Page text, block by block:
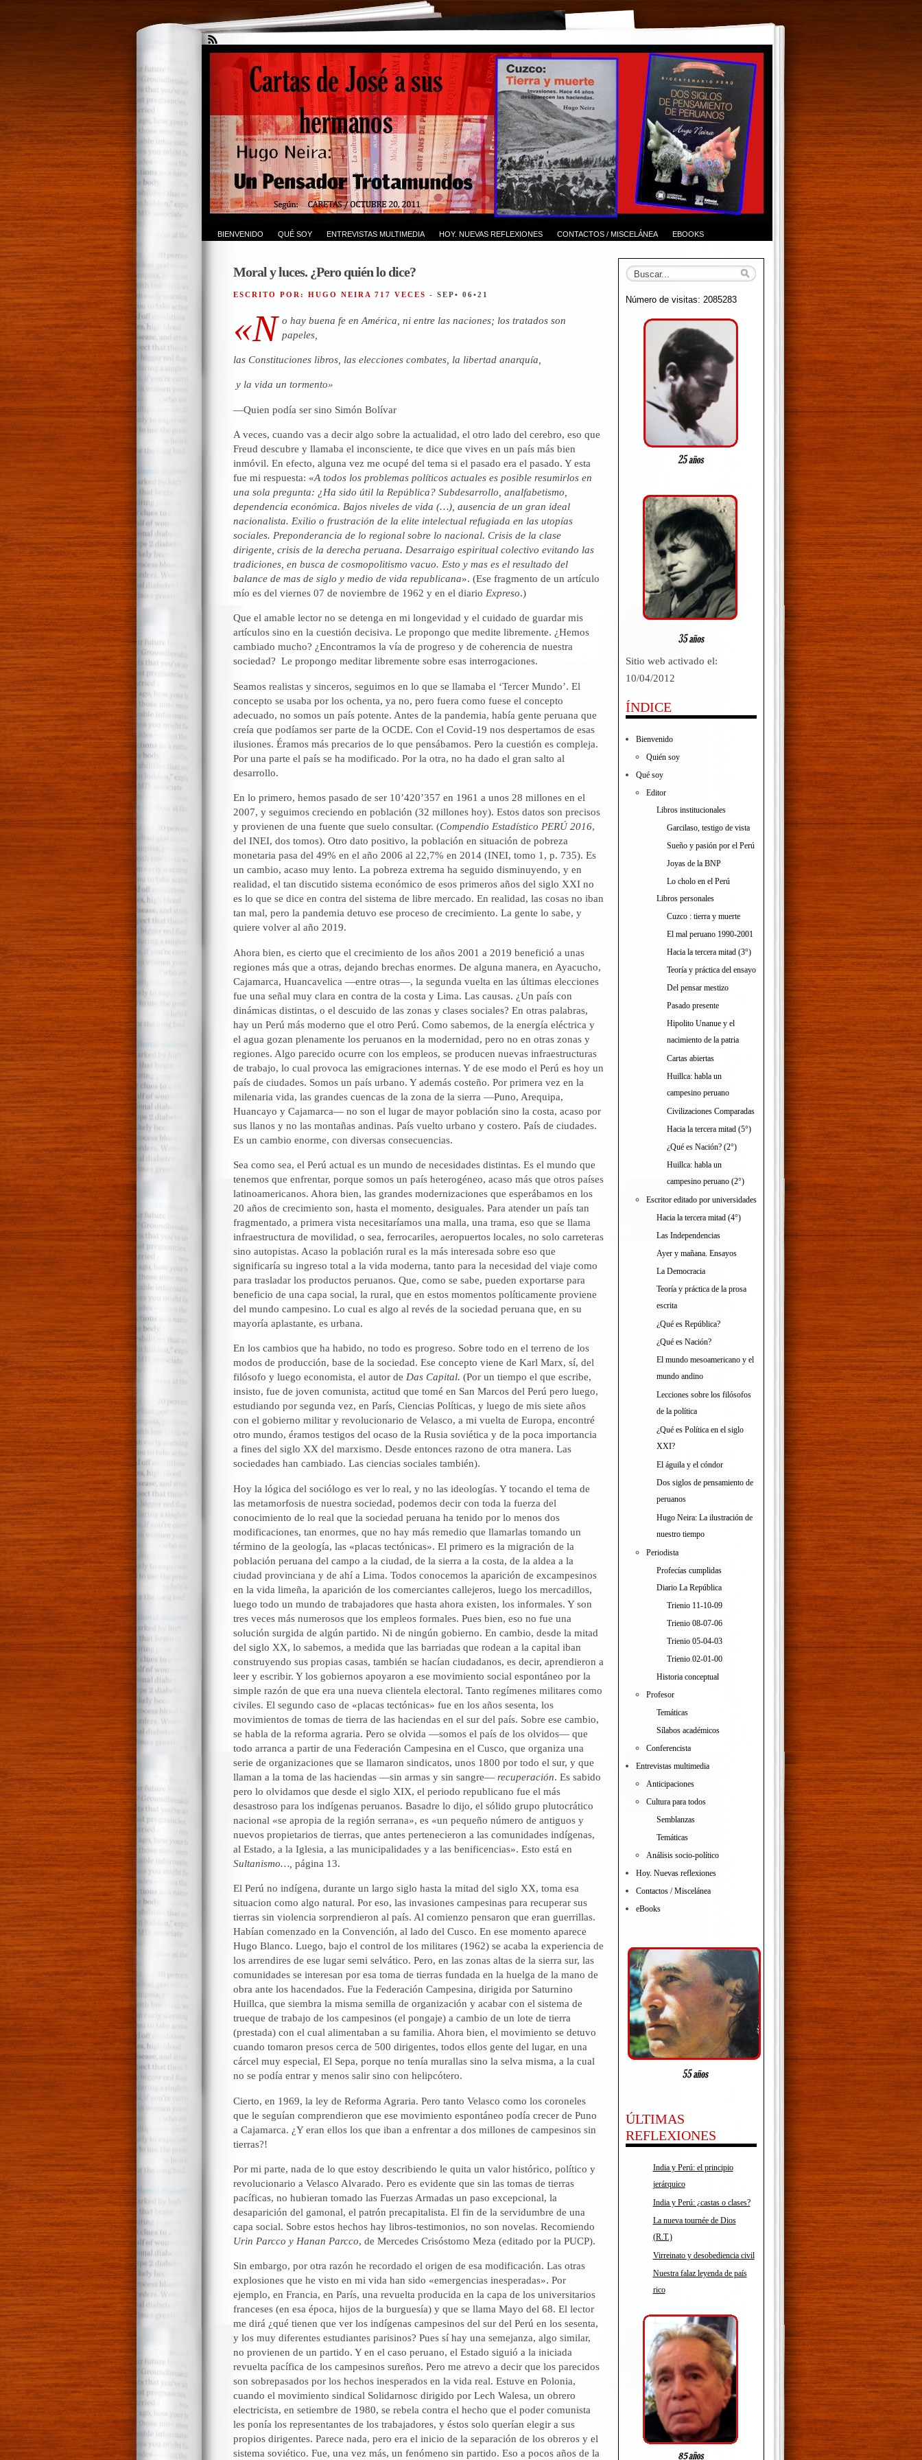
BIENVENIDO QUÉ SOY ENTREVISTAS MULTIMEDIA HOY. NUEVAS REFLEXIONES CONTACTOS / MISCELÁNEA EBOOKS
Moral y luces. ¿Pero quién lo dice?
ESCRITO POR: HUGO NEIRA 717 VECES - SEP• 06•21
«N o hay buena fe en América, ni entre las naciones; los tratados son
papeles,
las Constituciones libros, las elecciones combates, la libertad anarquía,
y la vida un tormento»
—Quien podía ser sino Simón Bolívar
A veces, cuando vas a decir algo sobre la actualidad, el otro lado del cerebro, eso que
Freud descubre y llamaba el inconsciente, te dice que vives en un país más bien
inmóvil. En efecto, alguna vez me ocupé del tema si el pasado era el pasado. Y esta
fue mi respuesta: «A todos los problemas políticos actuales es posible resumirlos en
una sola pregunta: ¿Ha sido útil la República? Subdesarrollo, analfabetismo,
dependencia económica. Bajos niveles de vida (…), ausencia de un gran ideal
nacionalista. Exilio o frustración de la elite intelectual refugiada en las utopías
sociales. Preponderancia de lo regional sobre lo nacional. Crisis de la clase
dirigente, crisis de la derecha peruana. Desarraigo espiritual colectivo evitando las
tradiciones, en busca de cosmopolitismo vacuo. Esto y mas es el resultado del
balance de mas de siglo y medio de vida republicana». (Ese fragmento de un artículo
mío es del viernes 07 de noviembre de 1962 y en el diario Expreso.)
Que el amable lector no se detenga en mi longevidad y el cuidado de guardar mis
artículos sino en la cuestión decisiva. Le propongo que medite libremente. ¿Hemos
cambiado mucho? ¿Encontramos la vía de progreso y de coherencia de nuestra
sociedad? Le propongo meditar libremente sobre esas interrogaciones.
Seamos realistas y sinceros, seguimos en lo que se llamaba el ‘Tercer Mundo’. El
concepto se usaba por los ochenta, ya no, pero fuera como fuese el concepto
adecuado, no somos un país potente. Antes de la pandemia, había gente peruana que
creía que podíamos ser parte de la OCDE. Con el Covid-19 nos despertamos de esas
ilusiones. Éramos más precarios de lo que pensábamos. Pero la cuestión es compleja.
Por una parte el país se ha modificado. Por la otra, no ha dado el gran salto al
desarrollo.
En lo primero, hemos pasado de ser 10’420’357 en 1961 a unos 28 millones en el
2007, y seguimos creciendo en población (32 millones hoy). Estos datos son precisos
y provienen de una fuente que suelo consultar. (Compendio Estadístico PERÚ 2016,
del INEI, dos tomos). Otro dato positivo, la población en situación de pobreza
monetaria pasa del 49% en el año 2006 al 22,7% en 2014 (INEI, tomo 1, p. 735). Es
un cambio, acaso muy lento. La pobreza extrema ha seguido disminuyendo, y en
realidad, el tan discutido sistema económico de esos primeros años del siglo XXI no
es lo que se dice en contra del sistema de libre mercado. En realidad, las cosas no iban
tan mal, pero la pandemia detuvo ese proceso de crecimiento. La gente lo sabe, y
quiere volver al año 2019.
Ahora bien, es cierto que el crecimiento de los años 2001 a 2019 benefició a unas
regiones más que a otras, dejando brechas enormes. De alguna manera, en Ayacucho,
Cajamarca, Huancavelica —entre otras—, la segunda vuelta en las últimas elecciones
fue una señal muy clara en contra de la costa y Lima. Las causas. ¿Un país con
dinámicas distintas, o el descuido de las zonas y clases sociales? En otras palabras,
hay un Perú más moderno que el otro Perú. Como sabemos, de la energía eléctrica y
el agua gozan plenamente los peruanos en la modernidad, pero no en otras zonas y
regiones. Algo parecido ocurre con los empleos, se producen nuevas infraestructuras
de trabajo, lo cual provoca las emigraciones internas. Y de ese modo el Perú es hoy un
país de ciudades. Somos un país urbano. Y además costeño. Por primera vez en la
milenaria vida, las grandes cuencas de la zona de la sierra —Puno, Arequipa,
Huancayo y Cajamarca— no son el lugar de mayor población sino la costa, acaso por
sus llanos y no las montañas andinas. País vuelto urbano y costero. País de ciudades.
Es un cambio enorme, con diversas consecuencias.
Sea como sea, el Perú actual es un mundo de necesidades distintas. Es el mundo que
tenemos que enfrentar, porque somos un país heterogéneo, acaso más que otros países
latinoamericanos. Ahora bien, las grandes modernizaciones que esperábamos en los
20 años de crecimiento son, hasta el momento, desiguales. Para atender un país tan
fragmentado, a primera vista necesitaríamos una malla, una trama, eso que se llama
infraestructura de movilidad, o sea, ferrocariles, aeropuertos locales, no solo carreteras
sino autopistas. Acaso la población rural es la más interesada sobre eso que
significaría su ingreso total a la vida moderna, tanto para la necesidad del viaje como
para trasladar los productos peruanos. Que, como se sabe, pueden exportarse para
beneficio de una capa social, la rural, que en estos momentos políticamente proviene
del mundo campesino. Lo cual es algo al revés de la sociedad peruana que, en su
mayoría aplastante, es urbana.
En los cambios que ha habido, no todo es progreso. Sobre todo en el terreno de los
modos de producción, base de la sociedad. Ese concepto viene de Karl Marx, sí, del
filósofo y luego economista, el autor de Das Capital. (Por un tiempo el que escribe,
insisto, fue de joven comunista, actitud que tomé en San Marcos del Perú pero luego,
estudiando por segunda vez, en París, Ciencias Políticas, y luego de mis siete años
con el gobierno militar y revolucionario de Velasco, a mi vuelta de Europa, encontré
otro mundo, éramos testigos del ocaso de la Rusia soviética y de la poca importancia
a fines del siglo XX del marxismo. Desde entonces razono de otra manera. Las
sociedades han cambiado. Las ciencias sociales también).
Hoy la lógica del sociólogo es ver lo real, y no las ideologías. Y tocando el tema de
las metamorfosis de nuestra sociedad, podemos decir con toda la fuerza del
conocimiento de lo real que la sociedad peruana ha tenido por lo menos dos
modificaciones, tan enormes, que no hay más remedio que llamarlas tomando un
término de la geología, las «placas tectónicas». El primero es la migración de la
población peruana del campo a la ciudad, de la sierra a la costa, de la aldea a la
ciudad provinciana y de ahí a Lima. Todos conocemos la aparición de excampesinos
en la vida limeña, la aparición de los comerciantes callejeros, luego los mercadillos,
luego todo un mundo de trabajadores que hasta ahora existen, los informales. Y son
tres veces más numerosos que los empleos formales. Pues bien, eso no fue una
solución surgida de algún partido. Ni de ningún gobierno. En cambio, desde la mitad
del siglo XX, lo sabemos, a medida que las barriadas que rodean a la capital iban
construyendo sus propias casas, también se hacían ciudadanos, es decir, aprendieron a
leer y escribir. Y los gobiernos apoyaron a ese movimiento social espontáneo por la
simple razón de que era una nueva clientela electoral. Tanto regímenes militares como
civiles. El segundo caso de «placas tectónicas» fue en los años sesenta, los
movimientos de tomas de tierra de las haciendas en el sur del país. Sobre ese cambio,
se habla de la reforma agraria. Pero se olvida —somos el país de los olvidos— que
todo arranca a partir de una Federación Campesina en el Cusco, que organiza una
serie de organizaciones que se llamaron sindicatos, unos 1800 por todo el sur, y que
llaman a la toma de las haciendas —sin armas y sin sangre— recuperación. Es sabido
pero lo olvidamos que desde el siglo XIX, el periodo republicano fue el más
desastroso para los indígenas peruanos. Basadre lo dijo, el sólido grupo plutocrático
nacional «se apropia de la región serrana», es «un pequeño número de antiguos y
nuevos propietarios de tierras, que antes pertenecieron a las comunidades indígenas,
al Estado, a la Iglesia, a las municipalidades y a las benificencias». Esto está en
Sultanismo…, página 13.
El Perú no indígena, durante un largo siglo hasta la mitad del siglo XX, toma esa
situacion como algo natural. Por eso, las invasiones campesinas para recuperar sus
tierras sin violencia sorprendieron al país. Al comienzo pensaron que eran guerrillas.
Habían comenzado en la Convención, al lado del Cusco. En ese momento aparece
Hugo Blanco. Luego, bajo el control de los militares (1962) se acaba la experiencia de
los arrendires de ese lugar semi selvático. Pero, en las zonas altas de la sierra sur, las
comunidades se interesan por esa toma de tierras fundada en la huelga de la mano de
obra ante los hacendados. Fue la Federación Campesina, dirigida por Saturnino
Huillca, que siembra la misma semilla de organización y acabar con el sistema de
trueque de trabajo de los campesinos (el pongaje) a cambio de un lote de tierra
(prestada) con el cual alimentaban a su familia. Ahora bien, el movimiento se detuvo
cuando tomaron presos cerca de 500 dirigentes, todos ellos gente del lugar, en una
cárcel muy especial, El Sepa, porque no tenía murallas sino la selva misma, a la cual
no se podía entrar y menos salir sino con helipcótero.
Cierto, en 1969, la ley de Reforma Agraria. Pero tanto Velasco como los coroneles
que le seguían comprendieron que ese movimiento espontáneo podía crecer de Puno
a Cajamarca. ¿Y eran ellos los que iban a enfrentar a dos millones de campesinos sin
tierras?!
Por mi parte, nada de lo que estoy describiendo le quita un valor histórico, político y
revolucionario a Velasco Alvarado. Pero es evidente que sin las tomas de tierras
pacíficas, no hubieran tomado las Fuerzas Armadas un paso excepcional, la
desaparición del gamonal, el patrón precapitalista. El fin de la servidumbre de una
capa social. Sobre estos hechos hay libros-testimonios, no son novelas. Recomiendo
Urin Parcco y Hanan Parcco, de Mercedes Crisóstomo Meza (editado por la PUCP).
Sin embargo, por otra razón he recordado el origen de esa modificación. Las otras
explosiones que he visto en mi vida han sido «emergencias inesperadas». Por
ejemplo, en Francia, en París, una revuelta producida en la capa de los universitarios
franceses (en esa época, hijos de la burguesía) y que se llama Mayo del 68. El lector
me dirá ¿qué tienen que ver los indígenas campesinos del sur del Perú en los sesenta,
y los muy diferentes estudiantes parisinos? Pues sí hay una semejanza, algo similar,
no provienen de un partido. Y en el caso peruano, el Estado siguió a la iniciada
revuelta pacífica de los campesinos sureños. Pero me atrevo a decir que los parecidos
son sobrepasados por los hechos inesperados en la vida real. Estuve en Polonia,
cuando el movimiento sindical Solidarnosc dirigido por Lech Walesa, un obrero
electricista, en setiembre de 1980, se rebela contra el hecho que el poder comunista
les ponía los representantes de los trabajadores, y éstos solo querían elegir a sus
propios dirigentes. Parece nada, pero era el inicio de la separación de los obreros y el
sistema soviético. Fue, una vez más, un fenómeno sin partido. Eso a pocos años de la
Número de visitas: 2085283
Sitio web activado el:
10/04/2012
ÍNDICE
Bienvenido
Quién soy
Qué soy
Editor
Libros institucionales
Garcilaso, testigo de vista
Sueño y pasión por el Perú
Joyas de la BNP
Lo cholo en el Perú
Libros personales
Cuzco : tierra y muerte
El mal peruano 1990-2001
Hacia la tercera mitad (3°)
Teoría y práctica del ensayo
Del pensar mestizo
Pasado presente
Hipolito Unanue y el
nacimiento de la patria
Cartas abiertas
Huillca: habla un
campesino peruano
Civilizaciones Comparadas
Hacia la tercera mitad (5°)
¿Qué es Nación? (2°)
Huillca: habla un
campesino peruano (2°)
Escritor editado por universidades
Hacia la tercera mitad (4°)
Las Independencias
Ayer y mañana. Ensayos
La Democracia
Teoría y práctica de la prosa
escrita
¿Qué es República?
¿Qué es Nación?
El mundo mesoamericano y el
mundo andino
Lecciones sobre los filósofos
de la política
¿Qué es Política en el siglo
XXI?
El águila y el cóndor
Dos siglos de pensamiento de
peruanos
Hugo Neira: La ilustración de
nuestro tiempo
Periodista
Profecías cumplidas
Diario La República
Trienio 11-10-09
Trienio 08-07-06
Trienio 05-04-03
Trienio 02-01-00
Historia conceptual
Profesor
Temáticas
Sílabos académicos
Conferencista
Entrevistas multimedia
Anticipaciones
Cultura para todos
Semblanzas
Temáticas
Análisis socio-político
Hoy. Nuevas reflexiones
Contactos / Miscelánea
eBooks
ÚLTIMAS
REFLEXIONES
India y Perú: el principio
jerárquico
India y Perú: ¿castas o clases?
La nueva tournée de Dios
(R.T.)
Virreinato y desobediencia civil
Nuestra falaz leyenda de país
rico